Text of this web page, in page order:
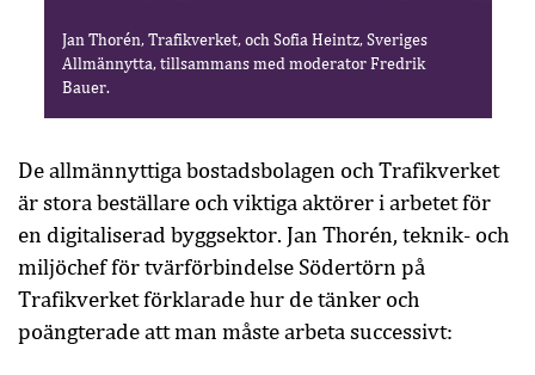
Jan Thorén, Trafikverket, och Sofia Heintz, Sveriges
Allmännytta, tillsammans med moderator Fredrik
Bauer.
De allmännyttiga bostadsbolagen och Trafikverket
är stora beställare och viktiga aktörer i arbetet för
en digitaliserad byggsektor. Jan Thorén, teknik- och
miljöchef för tvärförbindelse Södertörn på
Trafikverket förklarade hur de tänker och
poängterade att man måste arbeta successivt: